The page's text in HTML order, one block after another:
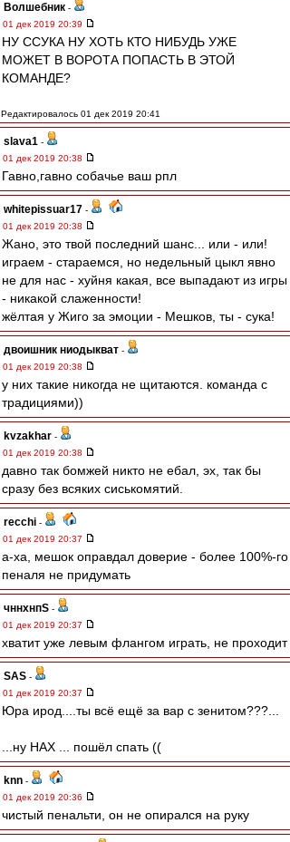
Волшебник -
01 дек 2019 20:39
НУ ССУКА НУ ХОТЬ КТО НИБУДЬ УЖЕ
МОЖЕТ В ВОРОТА ПОПАСТЬ В ЭТОЙ
КОМАНДЕ?
Редактировалось 01 дек 2019 20:41
slava1 -
01 дек 2019 20:38
Гавно,гавно собачье ваш рпл
whitepissuar17 -
01 дек 2019 20:38
Жано, это твой последний шанс... или - или!
играем - стараемся, но недельный цыкл явно
не для нас - хуйня какая, все выпадают из игры
- никакой слаженности!
жёлтая у Жиго за эмоции - Мешков, ты - сука!
двоишник ниодыкват -
01 дек 2019 20:38
у них такие никогда не щитаются. команда с
традициями))
kvzakhar -
01 дек 2019 20:38
давно так бомжей никто не ебал, эх, так бы
сразу без всяких сиськомятий.
recchi -
01 дек 2019 20:37
а-ха, мешок оправдал доверие - более 100%-го
пеналя не придумать
чннхнпS -
01 дек 2019 20:37
хватит уже левым флангом играть, не проходит
SAS -
01 дек 2019 20:37
Юра ирод....ты всё ещё за вар с зенитом???...
...ну НАХ ... пошёл спать ((
knn -
01 дек 2019 20:36
чистый пенальти, он не опирался на руку